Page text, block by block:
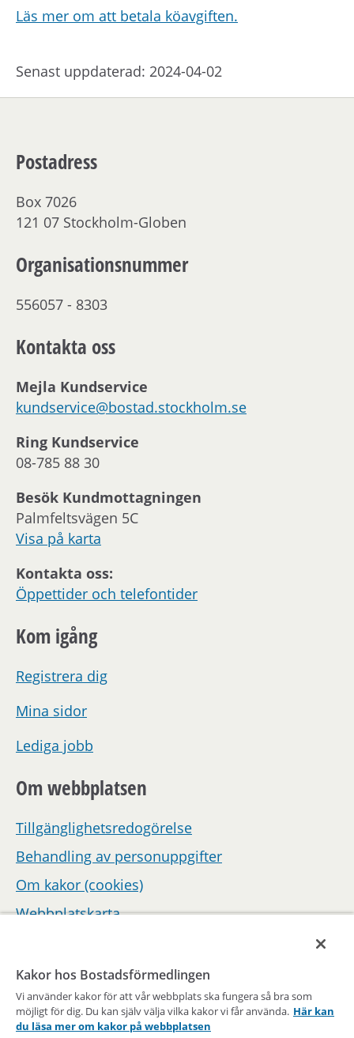
Läs mer om att betala köavgiften.
Senast uppdaterad: 2024-04-02
Postadress
Box 7026
121 07 Stockholm-Globen
Organisationsnummer
556057 - 8303
Kontakta oss
Mejla Kundservice
kundservice@bostad.stockholm.se
Ring Kundservice
08-785 88 30
Besök Kundmottagningen
Palmfeltsvägen 5C
Visa på karta
Kontakta oss:
Öppettider och telefontider
Kom igång
Registrera dig
Mina sidor
Lediga jobb
Om webbplatsen
Tillgänglighetsredogörelse
Behandling av personuppgifter
Om kakor (cookies)
Webbplatskarta
Kakor hos Bostadsförmedlingen
Vi använder kakor för att vår webbplats ska fungera så bra som
möjligt för dig. Du kan själv välja vilka kakor vi får använda. Här kan
du läsa mer om kakor på webbplatsen